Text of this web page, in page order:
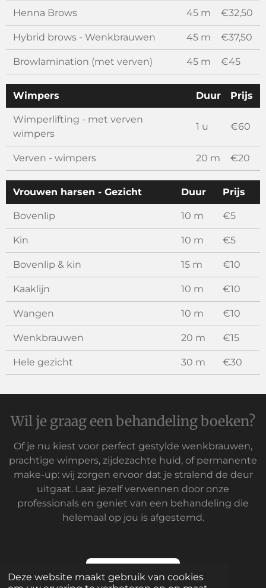
Deze website maakt gebruik van cookies
Henna Brows 45 m €32,50
Hybrid brows - Wenkbrauwen 45 m €37,50
Browlamination (met verven) 45 m €45
Wimpers Duur Prijs
Wimperlifting - met verven
wimpers
1 u €60
Verven - wimpers 20 m €20
Vrouwen harsen - Gezicht Duur Prijs
Bovenlip 10 m €5
Kin 10 m €5
Bovenlip & kin 15 m €10
Kaaklijn 10 m €10
Wangen 10 m €10
Wenkbrauwen 20 m €15
Hele gezicht 30 m €30
Wil je graag een behandeling boeken?
Of je nu kiest voor perfect gestylde wenkbrauwen,
prachtige wimpers, zijdezachte huid, of permanente
make-up: wij zorgen ervoor dat je stralend de deur
uitgaat. Laat jezelf verwennen door onze
professionals en geniet van een behandeling die
helemaal op jou is afgestemd.
Plan je afspraak